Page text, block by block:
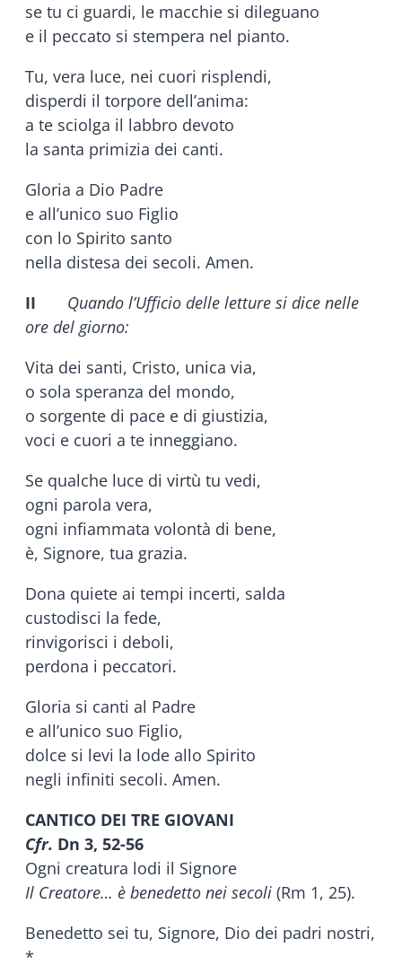
se tu ci guardi, le macchie si dileguano
e il peccato si stempera nel pianto.
Tu, vera luce, nei cuori risplendi,
disperdi il torpore dell’anima:
a te sciolga il labbro devoto
la santa primizia dei canti.
Gloria a Dio Padre
e all’unico suo Figlio
con lo Spirito santo
nella distesa dei secoli. Amen.
II
Quando l’Ufficio delle letture si dice nelle
ore del giorno:
Vita dei santi, Cristo, unica via,
o sola speranza del mondo,
o sorgente di pace e di giustizia,
voci e cuori a te inneggiano.
Se qualche luce di virtù tu vedi,
ogni parola vera,
ogni infiammata volontà di bene,
è, Signore, tua grazia.
Dona quiete ai tempi incerti, salda
custodisci la fede,
rinvigorisci i deboli,
perdona i peccatori.
Gloria si canti al Padre
e all’unico suo Figlio,
dolce si levi la lode allo Spirito
negli infiniti secoli. Amen.
CANTICO DEI TRE GIOVANI
Cfr. Dn 3, 52-56
Ogni creatura lodi il Signore
Il Creatore… è benedetto nei secoli (Rm 1, 25).
Benedetto sei tu, Signore, Dio dei padri nostri,
*